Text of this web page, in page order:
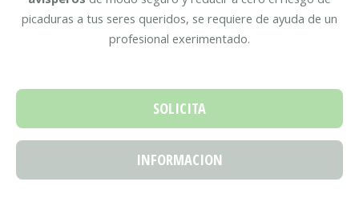
picaduras a tus seres queridos, se requiere de ayuda de un
profesional exerimentado.
SOLICITA
INFORMACION